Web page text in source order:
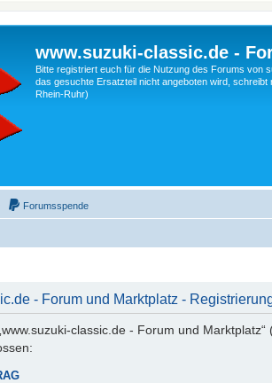
www.suzuki-classic.de -
Bitte registriert euch für die Nutzung des Forums von
das gesuchte Ersatzteil nicht angeboten wird,
Rhein-Ruhr)
Forumsspende
- Forum und Marktplatz -
classic.de - Forum und